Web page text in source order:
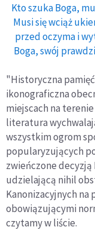
Kto szuka Boga,
Musi się wciąż
przed oczyma i
Boga, swój
"Historyczna
ikonograficzna
miejscach na
literatura
wszystkim ogrom
popularyzujących
zwieńczone
udzielającą nihil
Kanonizacyjnych
obowiązującymi
czytamy w liście.